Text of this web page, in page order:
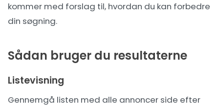
kommer med forslag til, hvordan du kan forbedre
din søgning.
Sådan bruger du resultaterne
Listevisning
Gennemgå listen med alle annoncer side efter